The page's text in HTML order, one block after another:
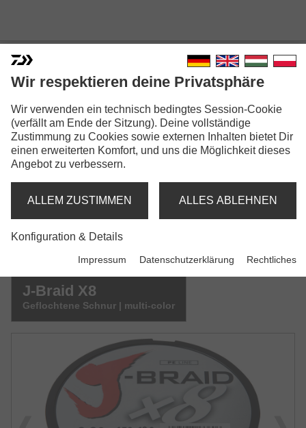
J-BRAID X8
Modellausführungen: 3
J-Braid X8
J-Braid X8
J-Braid X8
Geflochtene Schnur | multi-color
Wir respektieren deine Privatsphäre
Wir verwenden ein technisch bedingtes Session-Cookie
(verfällt am Ende der Sitzung). Deine vollständige
Zustimmung zu Cookies sowie externen Inhalten bietet Dir
einen erweiterten Komfort, und uns die Möglichkeit dieses
Angebot zu verbessern.
ALLEM ZUSTIMMEN ALLES ABLEHNEN
Konfiguration & Details
Impressum Datenschutzerklärung Rechtliches